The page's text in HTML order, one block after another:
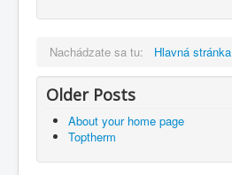
Nachádzate sa tu: Hlavná stránka
Older Posts
About your home page
Toptherm